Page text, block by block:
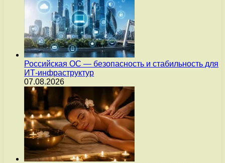
Российская ОС — безопасность и стабильность для
ИТ-инфраструктур
07.08.2026